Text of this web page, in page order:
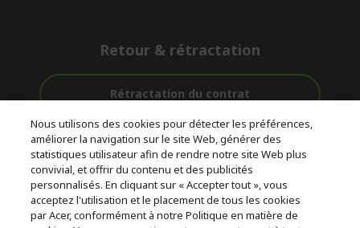
Retour & rétractation
Rétractation du contrat
Livraison
Gratuite
Accompagnement
avant et après-
vente
Avec 0%
D'intérêt
© 2026 Acer Inc.
CPYou BV est le revendeur et marchand agréé pour les produits et
Nous utilisons des cookies pour détecter les préférences,
améliorer la navigation sur le site Web, générer des
statistiques utilisateur afin de rendre notre site Web plus
convivial, et offrir du contenu et des publicités
personnalisés. En cliquant sur « Accepter tout », vous
acceptez l'utilisation et le placement de tous les cookies
par Acer, conformément à notre Politique en matière de